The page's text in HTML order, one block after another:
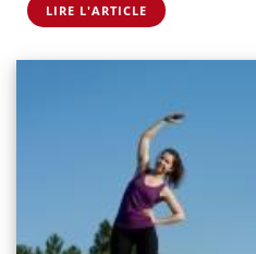
LIRE L'ARTICLE